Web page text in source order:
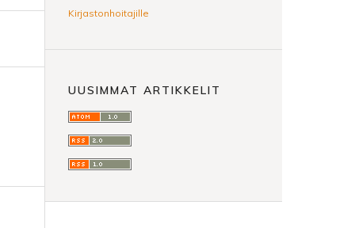
Kirjastonhoitajille
UUSIMMAT ARTIKKELIT